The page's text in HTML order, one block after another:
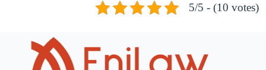
5/5 - (10 votes)